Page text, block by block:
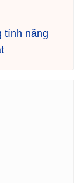
tính năng